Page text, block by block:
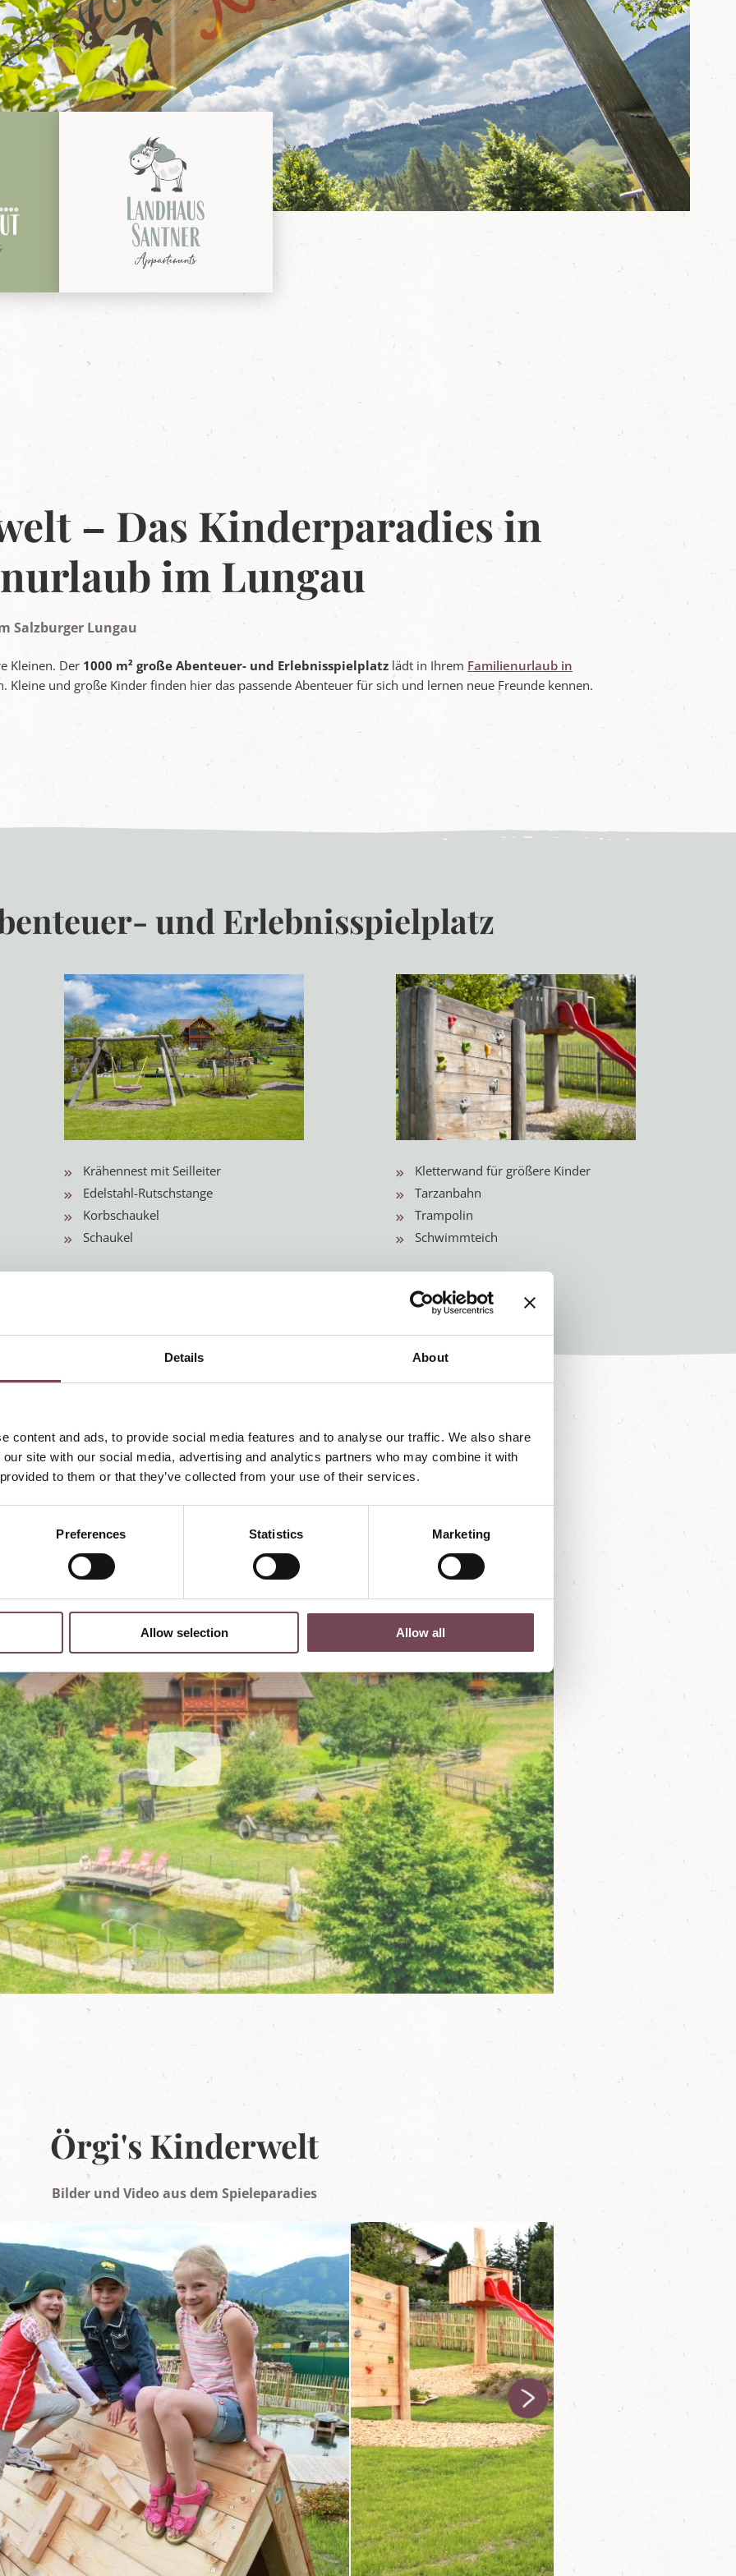
Details About
content and ads, to provide social media features and to analyse our traffic. We also share
site with our social media, advertising and analytics partners who may combine it with
to them or that they’ve collected from your use of their services.
Preferences Statistics Marketing
Allow selection Allow all
– Das Kinderparadies in
im Lungau
Salzburger Lungau
Kleinen. Der 1000 m² große Abenteuer- und Erlebnisspielplatz lädt in Ihrem Familienurlaub in
Kleine und große Kinder finden hier das passende Abenteuer für sich und lernen neue Freunde kennen.
und Erlebnisspielplatz
Krähennest mit Seilleiter
Edelstahl-Rutschstange
Korbschaukel
Schaukel
Kletterwand für größere Kinder
Tarzanbahn
Trampolin
Schwimmteich
Örgi's Kinderwelt
Bilder und Video aus dem Spieleparadies